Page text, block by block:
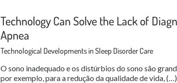
Technology Can Solve the Lack of
Apnea
Technological Developments in Sleep Disorder Care
O sono inadequado e os distúrbios do sono são
por exemplo, para a redução da qualidade de vida, (…)